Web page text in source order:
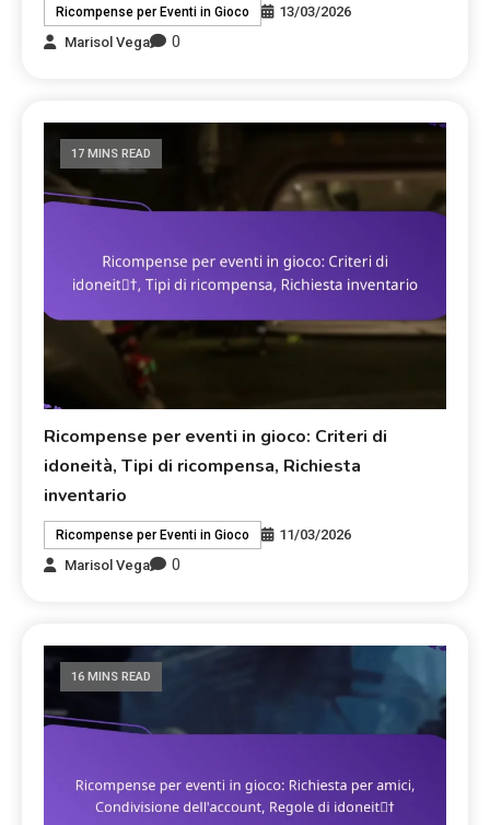
Ricompense per Eventi in Gioco
13/03/2026
Marisol Vega
0
17 MINS READ
Ricompense per eventi in gioco: Criteri di
idoneità, Tipi di ricompensa, Richiesta
inventario
Ricompense per Eventi in Gioco
11/03/2026
Marisol Vega
0
16 MINS READ